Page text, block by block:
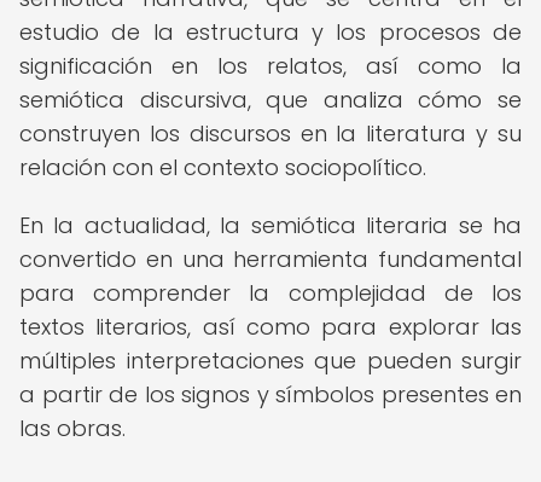
estudio de la estructura y los procesos de
significación en los relatos, así como la
semiótica discursiva, que analiza cómo se
construyen los discursos en la literatura y su
relación con el contexto sociopolítico.
En la actualidad, la semiótica literaria se ha
convertido en una herramienta fundamental
para comprender la complejidad de los
textos literarios, así como para explorar las
múltiples interpretaciones que pueden surgir
a partir de los signos y símbolos presentes en
las obras.